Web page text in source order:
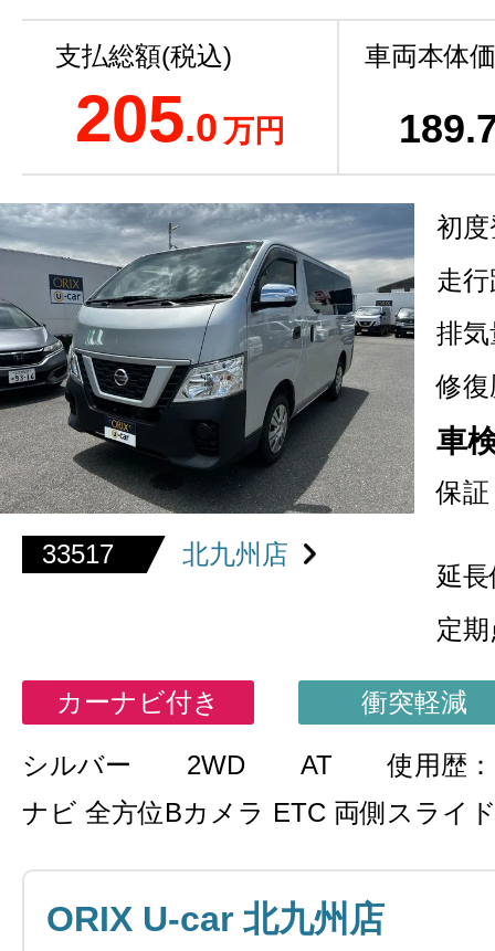
支払総額(税込)
205.0万円
車両本体
189
33517 北九州店
初
走
排気
修復
車
保証
延
定
カーナビ付き 衝突軽減
シルバー 2WD AT
使用歴
ナビ 全方位Bカメラ ETC 両側スライ
ORIX U-car 北九州店